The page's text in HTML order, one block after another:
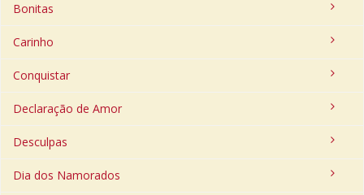
Bonitas
Carinho
Conquistar
Declaração de Amor
Desculpas
Dia dos Namorados